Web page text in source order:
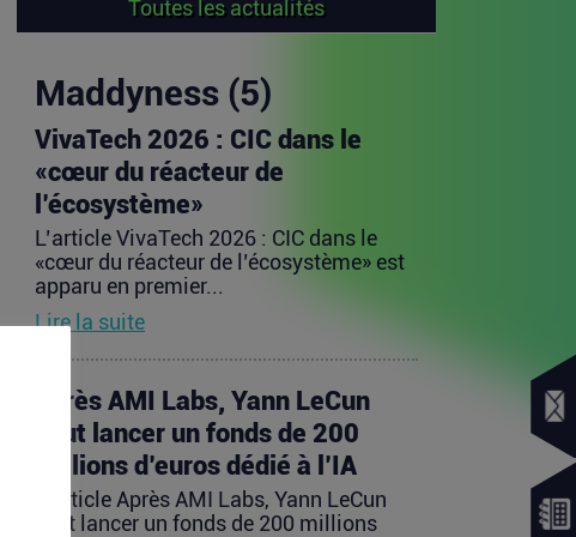
Toutes les actualités
Maddyness (5)
VivaTech 2026 : CIC dans le
«cœur du réacteur de
l’écosystème»
L’article VivaTech 2026 : CIC dans le
«cœur du réacteur de l’écosystème» est
apparu en premier...
Lire la suite
Après AMI Labs, Yann LeCun
veut lancer un fonds de 200
millions d’euros dédié à l’IA
L’article Après AMI Labs, Yann LeCun
veut lancer un fonds de 200 millions